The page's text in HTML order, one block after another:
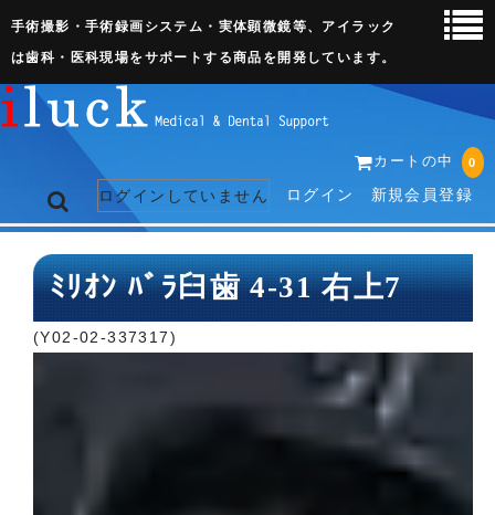
手術撮影・手術録画システム・実体顕微鏡等、アイラック
は歯科・医科現場をサポートする商品を開発しています。
カートの中 0
ログインしていません ログイン 新規会員登録
トップページ
ﾐﾘｵﾝ ﾊﾞﾗ臼歯 4-31 右上7
(Y02-02-337317)